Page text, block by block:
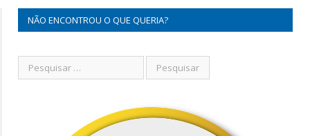
NÃO ENCONTROU O QUE QUERIA?